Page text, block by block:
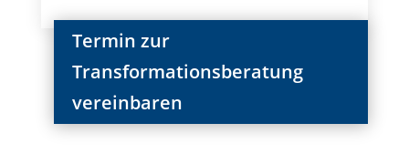
Termin zur
Transformationsberatung
vereinbaren